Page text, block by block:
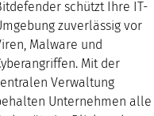
schützt Ihre IT-
zuverlässig vor
Malware und
Mit der
Verwaltung
Unternehmen alle